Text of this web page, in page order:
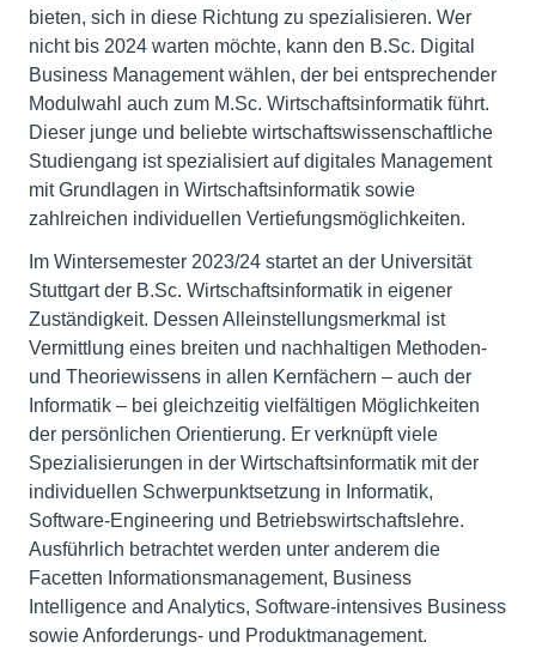
bieten, sich in diese Richtung zu spezialisieren. Wer
nicht bis 2024 warten möchte, kann den B.Sc. Digital
Business Management wählen, der bei entsprechender
Modulwahl auch zum M.Sc. Wirtschaftsinformatik führt.
Dieser junge und beliebte wirtschaftswissenschaftliche
Studiengang ist spezialisiert auf digitales Management
mit Grundlagen in Wirtschaftsinformatik sowie
zahlreichen individuellen Vertiefungsmöglichkeiten.
Im Wintersemester 2023/24 startet an der Universität
Stuttgart der B.Sc. Wirtschaftsinformatik in eigener
Zuständigkeit. Dessen Alleinstellungsmerkmal ist
Vermittlung eines breiten und nachhaltigen Methoden-
und Theoriewissens in allen Kernfächern – auch der
Informatik – bei gleichzeitig vielfältigen Möglichkeiten
der persönlichen Orientierung. Er verknüpft viele
Spezialisierungen in der Wirtschaftsinformatik mit der
individuellen Schwerpunktsetzung in Informatik,
Software-Engineering und Betriebswirtschaftslehre.
Ausführlich betrachtet werden unter anderem die
Facetten Informationsmanagement, Business
Intelligence and Analytics, Software-intensives Business
sowie Anforderungs- und Produktmanagement.